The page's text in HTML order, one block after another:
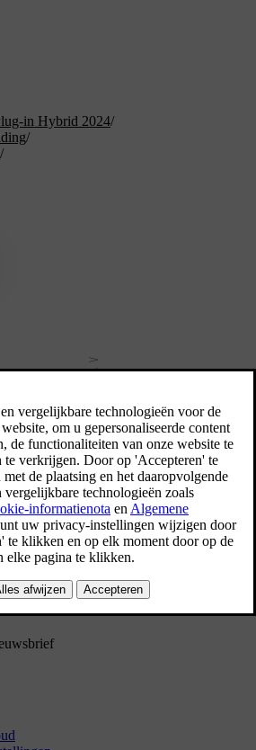
in Hybrid 2024/
/
/
remvloeistof
bij stilstand
stilstand activeren en deactiveren
na een aanrijding
op een helling